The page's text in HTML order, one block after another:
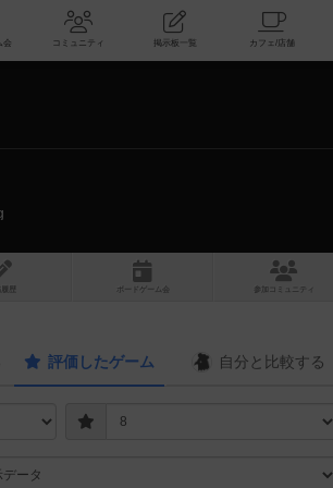
ボードゲーム会 コミュニティ 掲示板一覧
履歴 ボ ドゲ ーム コミュニティ
評価したゲーム 自分と 比較する